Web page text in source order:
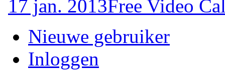
17 jan. 2013Free Video
Nieuwe gebruiker
Inloggen